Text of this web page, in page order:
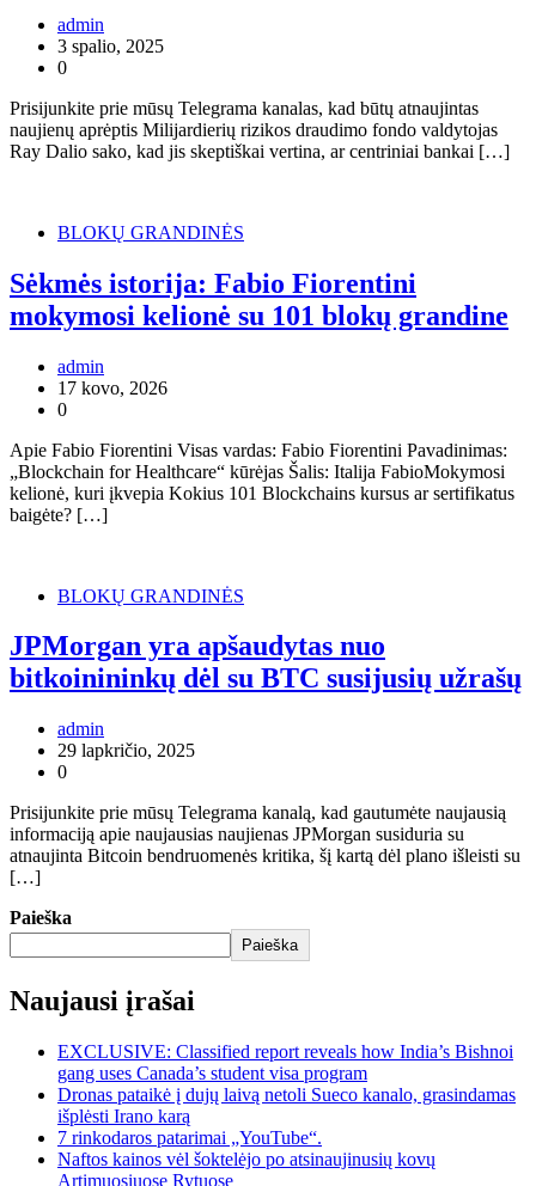
admin
3 spalio, 2025
0
Prisijunkite prie mūsų Telegrama kanalas, kad būtų atnaujintas
naujienų aprėptis Milijardierių rizikos draudimo fondo valdytojas
Ray Dalio sako, kad jis skeptiškai vertina, ar centriniai bankai […]
BLOKŲ GRANDINĖS
Sėkmės istorija: Fabio Fiorentini
mokymosi kelionė su 101 blokų grandine
admin
17 kovo, 2026
0
Apie Fabio Fiorentini Visas vardas: Fabio Fiorentini Pavadinimas:
„Blockchain for Healthcare“ kūrėjas Šalis: Italija FabioMokymosi
kelionė, kuri įkvepia Kokius 101 Blockchains kursus ar sertifikatus
baigėte? […]
BLOKŲ GRANDINĖS
JPMorgan yra apšaudytas nuo
bitkoinininkų dėl su BTC susijusių užrašų
admin
29 lapkričio, 2025
0
Prisijunkite prie mūsų Telegrama kanalą, kad gautumėte naujausią
informaciją apie naujausias naujienas JPMorgan susiduria su
atnaujinta Bitcoin bendruomenės kritika, šį kartą dėl plano išleisti su
[…]
Paieška
Paieška
Naujausi įrašai
EXCLUSIVE: Classified report reveals how India’s Bishnoi
gang uses Canada’s student visa program
Dronas pataikė į dujų laivą netoli Sueco kanalo, grasindamas
išplėsti Irano karą
7 rinkodaros patarimai „YouTube“.
Naftos kainos vėl šoktelėjo po atsinaujinusių kovų
Artimuosiuose Rytuose